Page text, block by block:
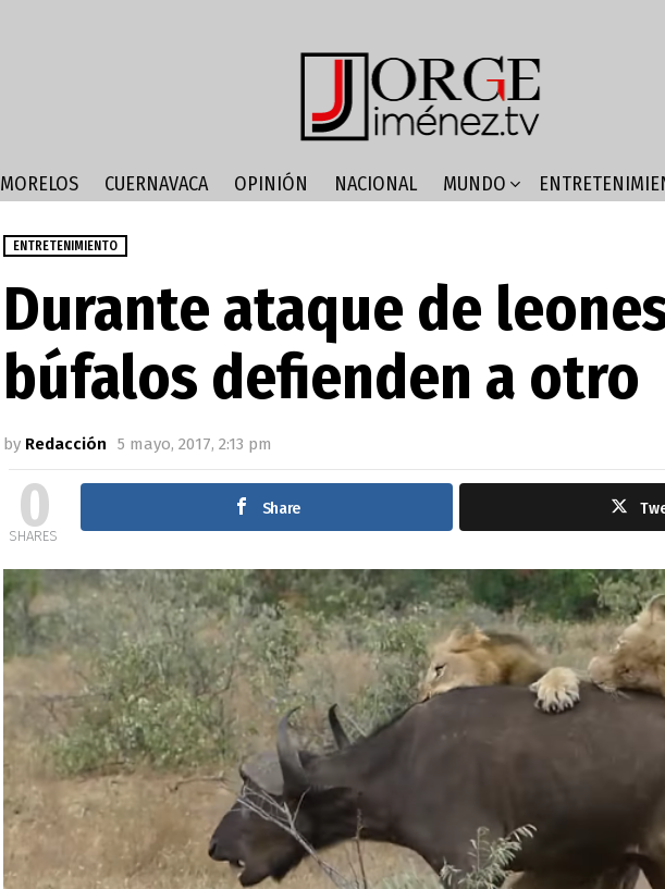
MORELOS CUERNAVACA OPINIÓN NACIONAL MUNDO
ENTRETENIMIENTO
Durante ataque de
búfalos defienden a otro
by Redacción 5 mayo, 2017, 2:13 pm
0
SHARES
Share